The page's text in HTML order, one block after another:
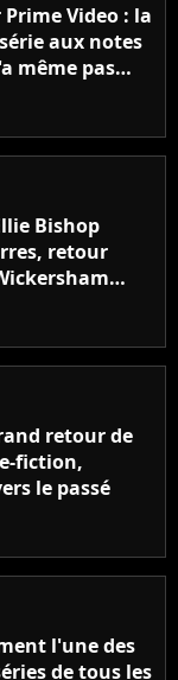
Video : la
aux notes
même pas
mais elle se
Bishop
retour
retour de
fiction,
le passé
l'une des
de tous les